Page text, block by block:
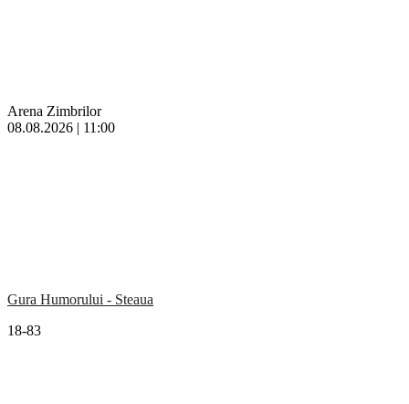
Arena Zimbrilor
08.08.2026 | 11:00
Gura Humorului - Steaua
18-83